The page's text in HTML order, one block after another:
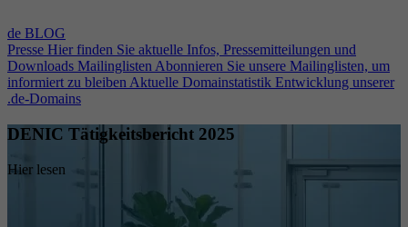
de BLOG
Presse Hier finden Sie aktuelle Infos, Pressemitteilungen und
Downloads Mailinglisten Abonnieren Sie unsere Mailinglisten, um
informiert zu bleiben Aktuelle Domainstatistik Entwicklung unserer
.de-Domains
DENIC Tätigkeitsbericht 2025
Hier lesen